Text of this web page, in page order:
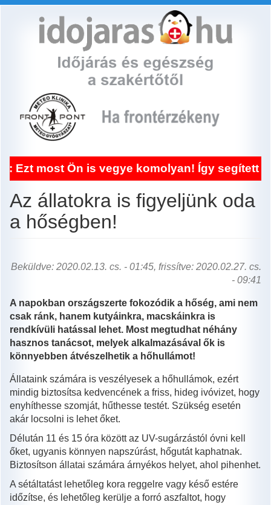
Ön is vegye komolyan! Így segített a
Az állatokra is figyeljünk oda
a hőségben!
Beküldve: 2020.02.13. cs. - 01:45, frissítve: 2020.02.27. cs.
- 09:41
A napokban országszerte fokozódik a hőség, ami nem
csak ránk, hanem kutyáinkra, macskáinkra is
rendkívüli hatással lehet. Most megtudhat néhány
hasznos tanácsot, melyek alkalmazásával ők is
könnyebben átvészelhetik a hőhullámot!
Állataink számára is veszélyesek a hőhullámok, ezért
mindig biztosítsa kedvencének a friss, hideg ivóvizet, hogy
enyhíthesse szomját, hűthesse testét. Szükség esetén
akár locsolni is lehet őket.
Délután 11 és 15 óra között az UV-sugárzástól óvni kell
őket, ugyanis könnyen napszúrást, hőgutát kaphatnak.
Biztosítson állatai számára árnyékos helyet, ahol pihenhet.
A sétáltatást lehetőleg kora reggelre vagy késő estére
időzítse, és lehetőleg kerülje a forró aszfaltot, hogy